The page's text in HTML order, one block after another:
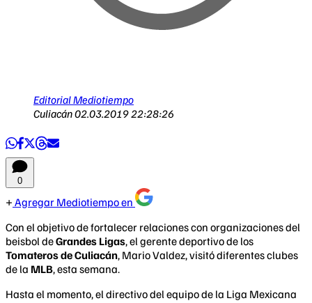
Editorial Mediotiempo
Culiacán02.03.2019 22:28:26
0
Agregar Mediotiempo en
Con el objetivo de fortalecer relaciones con organizaciones del
beisbol deGrandes Ligas, el gerente deportivo de los
Tomateros de Culiacán, Mario Valdez, visitó diferentes clubes
de la MLB, esta semana.
Hasta el momento, el directivo del equipo de la Liga Mexicana